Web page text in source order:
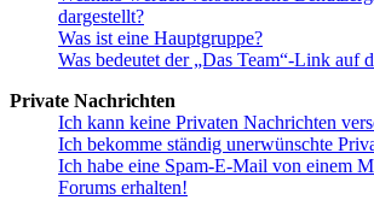
dargestellt?
Was ist eine Hauptgruppe?
Was bedeutet der „Das Team“-Link auf
Private Nachrichten
Ich kann keine Privaten Nachrichten
Ich bekomme ständig unerwünschte
Ich habe eine Spam-E-Mail von einem
Forums erhalten!